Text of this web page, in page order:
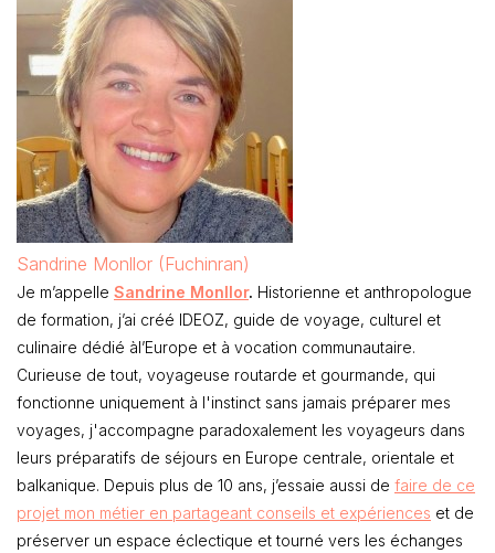
Sandrine Monllor (Fuchinran)
Je m’appelle Sandrine Monllor. Historienne et anthropologue
de formation, j’ai créé IDEOZ, guide de voyage, culturel et
culinaire dédié àl’Europe et à vocation communautaire.
Curieuse de tout, voyageuse routarde et gourmande, qui
fonctionne uniquement à l'instinct sans jamais préparer mes
voyages, j'accompagne paradoxalement les voyageurs dans
leurs préparatifs de séjours en Europe centrale, orientale et
balkanique. Depuis plus de 10 ans, j’essaie aussi de faire de ce
projet mon métier en partageant conseils et expériences et de
préserver un espace éclectique et tourné vers les échanges